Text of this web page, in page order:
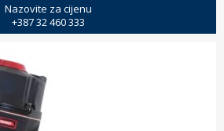
Nazovite za cijenu
+387 32 460 333